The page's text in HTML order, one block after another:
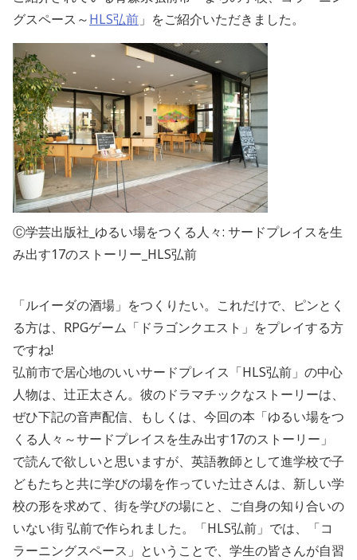
グスペース～HLS弘前 」をご紹介いただきました。
Ⓒ学芸出版社_ゆるい場をつくる人々: サードプレイスを生
み出す17のストーリー_HLS弘前
「ルイーダの酒場」をつくりたい。これだけで、ピンとく
る方は、RPGゲーム「ドラゴンクエスト」をプレイする方
ですね!
弘前市で居心地のいいサードプレイス「HLS弘前」の中心
人物は、辻正太さん。彼のドラマチックなストーリーは、
ぜひ下記の音声配信、もしくは、今回の本「ゆるい場をつ
くる人々～サードプレイスを生み出す17のストーリー」
で読んで欲しいと思いますが、英語教師として進学校で子
どもたちと共に学びの場を作っていた辻さんは、新しい学
校の形を求めて、街を学びの場にと、ご自身の知り合いの
いない街 弘前で作られました。「HLS弘前」では、「コ
ラーニングスペース」ということで、学生の皆さんが自習